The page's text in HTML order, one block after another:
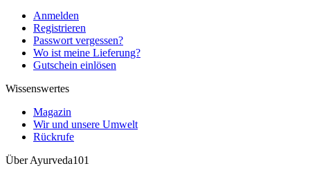
Anmelden
Registrieren
Passwort vergessen?
Wo ist meine Lieferung?
Gutschein einlösen
Wissenswertes
Magazin
Wir und unsere Umwelt
Rückrufe
Über Ayurveda101